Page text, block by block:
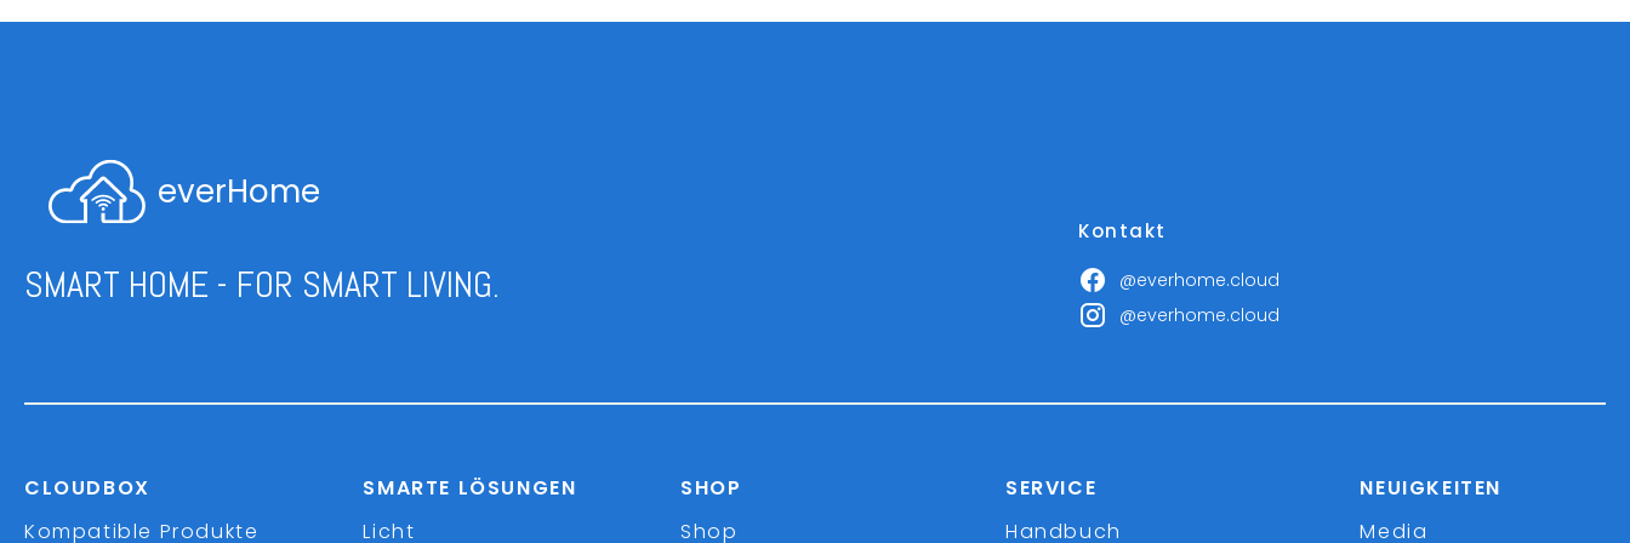
everHome
SMART HOME - FOR SMART LIVING.
Kontakt
@everhome.cloud
@everhome.cloud
CLOUDBOX
Kompatible Produkte
SMARTE LÖSUNGEN
Licht
SHOP
Shop
SERVICE
Handbuch
NEUIGKEITEN
Media